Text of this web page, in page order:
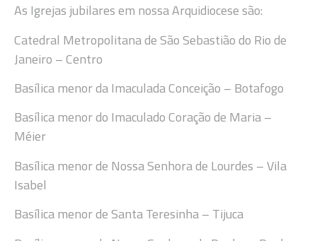
As Igrejas jubilares em nossa Arquidiocese são:
Catedral Metropolitana de São Sebastião do Rio de
Janeiro – Centro
Basílica menor da Imaculada Conceição – Botafogo
Basílica menor do Imaculado Coração de Maria –
Méier
Basílica menor de Nossa Senhora de Lourdes – Vila
Isabel
Basílica menor de Santa Teresinha – Tijuca